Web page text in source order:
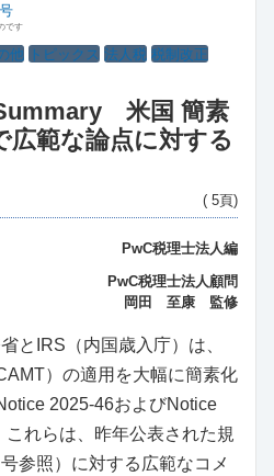
です
他 トピックス 法人税 税制改正
米国 簡素
広範な論点に対する
( 5頁)
PwC税理士法人編
PwC税理士法人顧問
岡田 至康 監修
とIRS（内国歳入庁）は、
）の適用を大幅に簡素化
2025-46およびNotice
れらは、昨年公表された規
参照）に対する広範なコメ